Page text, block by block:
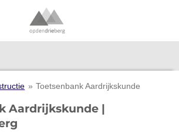
» Toetsenbank Aardrijkskunde
Aardrijkskunde |